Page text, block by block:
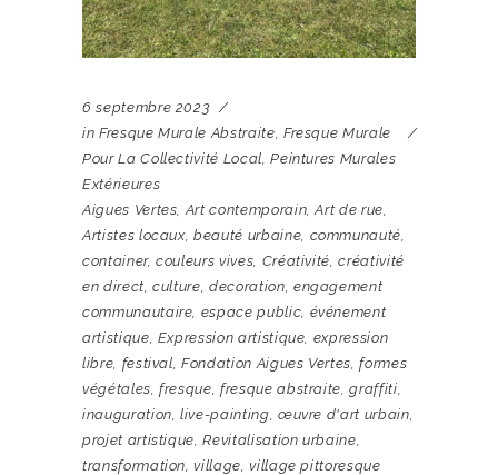
6 septembre 2023
in Fresque Murale Abstraite Fresque Murale
Pour La Collectivité Local ,Peintures Murales
Extérieures
Aigues Vertes Art contemporain ,Art de rue
Artistes locaux,beauté urbaine communauté
container,couleurs vives Créativité ,créativité
en direct ,culture ,decoration engagement
communautaire espace public événement
artistique Expression artistique expression
libre festival ,Fondation Aigues Vertes ,formes
végétales ,fresque ,fresque abstraite ,graffiti
inauguration ,live-painting œuvre d'art urbain
projet artistique ,Revitalisation urbaine
transformation ,village ,village pittoresque